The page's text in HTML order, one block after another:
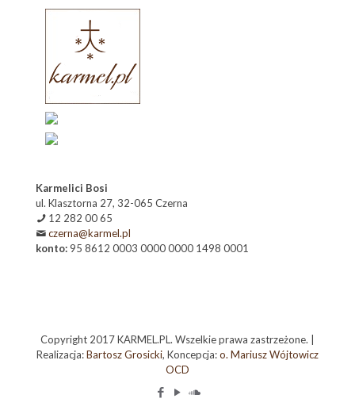
Karmelici Bosi
ul. Klasztorna 27, 32-065 Czerna
12 282 00 65
czerna@karmel.pl
konto: 95 8612 0003 0000 0000 1498 0001
Copyright 2017 KARMEL.PL. Wszelkie prawa zastrzeżone. |
Realizacja:Bartosz Grosicki, Koncepcja:o. Mariusz Wójtowicz
OCD